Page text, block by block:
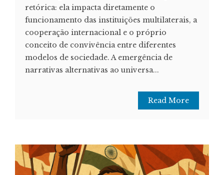
retórica: ela impacta diretamente o
funcionamento das instituições multilaterais, a
cooperação internacional e o próprio
conceito de convivência entre diferentes
modelos de sociedade. A emergência de
narrativas alternativas ao universa...
Read More